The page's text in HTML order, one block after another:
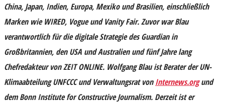
China, Japan, Indien, Europa, Mexiko und Brasilien, einschließlich
Marken wie WIRED, Vogue und Vanity Fair. Zuvor war Blau
verantwortlich für die digitale Strategie desGuardianin
Großbritannien, den USA und Australien und fünf Jahre lang
Chefredakteur vonZEIT ONLINE. Wolfgang Blau ist Berater der UN-
KlimaabteilungUNFCCCund Verwaltungsrat vonInternews.orgund
demBonn Institute for Constructive Journalism. Derzeit ist er